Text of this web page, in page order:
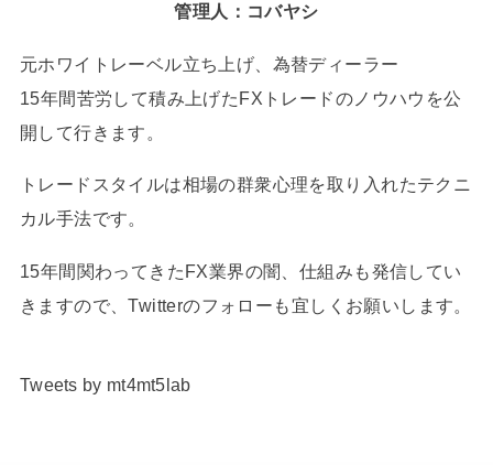
管理人：コバヤシ
元ホワイトレーベル立ち上げ、為替ディーラー
15年間苦労して積み上げたFXトレードのノウハウを公
開して行きます。
トレードスタイルは相場の群衆心理を取り入れたテクニ
カル手法です。
15年間関わってきたFX業界の闇、仕組みも発信してい
きますので、Twitterのフォローも宜しくお願いします。
Tweets by mt4mt5lab